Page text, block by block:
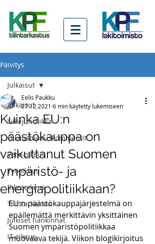
Päivitys
Julkaisut
Liikejuridiikka
Oikeustapauskommentit
Vero-oikeus
Työoikeus
Rikosoikeus
Tilintarkastus
Julkiset hankinnat
IT-oikeus
Julkaisut
Kuinka EU:n
päästökauppa on
vaikuttanut Suomen
ympäristö- ja
energiapolitiikkaan?
Eelis Paukku
27.12.2021 6 min käytetty lukemiseen
EU:n päästökauppajärjestelmä on
epäilemättä merkittävin yksittäinen
Suomen ympäristöpolitiikkaa
muovaava tekijä. Viikon blogikirjoitus